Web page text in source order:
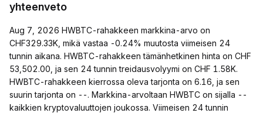
yhteenveto
Aug 7, 2026 HWBTC-rahakkeen markkina-arvo on
CHF329.33K, mikä vastaa -0.24% muutosta viimeisen 24
tunnin aikana. HWBTC-rahakkeen tämänhetkinen hinta on CHF
53,502.00, ja sen 24 tunnin treidausvolyymi on CHF 1.58K.
HWBTC-rahakkeen kierrossa oleva tarjonta on 6.16, ja sen
suurin tarjonta on --. Markkina-arvoltaan HWBTC on sijalla --
kaikkien kryptovaluuttojen joukossa. Viimeisen 24 tunnin